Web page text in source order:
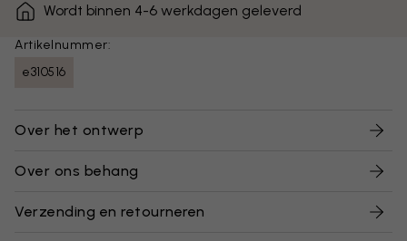
Wordt binnen 4-6 werkdagen geleverd
Artikelnummer:
e310516
Over het ontwerp
Over ons behang
Verzending en retourneren